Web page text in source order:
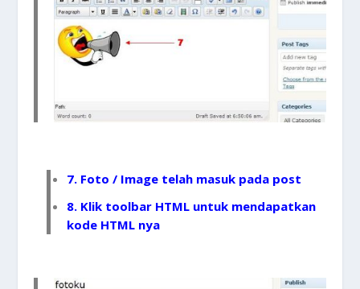
7. Foto / Image telah masuk pada post
8. Klik toolbar HTML untuk mendapatkan
kode HTML nya